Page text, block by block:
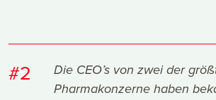
#2
Die CEO’s von zwei der
Pharmakonzerne haben